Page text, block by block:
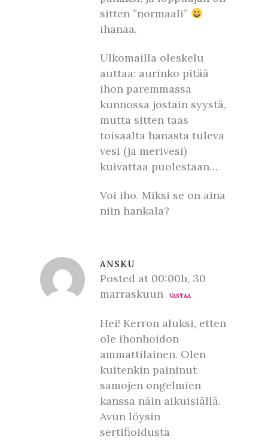
sitten ”normaali”
ihanaa.
Ulkomailla oleskelu
auttaa: aurinko pitää
ihon paremmassa
kunnossa jostain syystä,
mutta sitten taas
toisaalta hanasta tuleva
vesi (ja merivesi)
kuivattaa puolestaan…
Voi iho. Miksi se on aina
niin hankala?
ANSKU
Posted at 00:00h, 30
marraskuun
VASTAA
Hei! Kerron aluksi, etten
ole ihonhoidon
ammattilainen. Olen
kuitenkin paininut
samojen ongelmien
kanssa näin aikuisiällä.
Avun löysin
sertifioidusta